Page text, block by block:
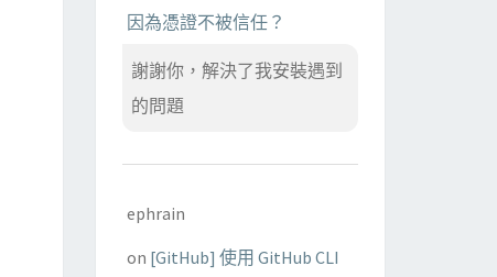
因為憑證不被信任？
謝謝你，解決了我安裝遇到
的問題
ephrain
on [GitHub] 使用 GitHub CLI